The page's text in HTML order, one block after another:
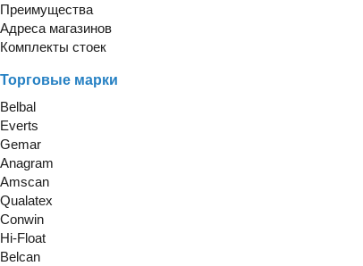
Преимущества
Адреса магазинов
Комплекты стоек
Торговые марки
Belbal
Everts
Gemar
Anagram
Amscan
Qualatex
Conwin
Hi-Float
Belcan